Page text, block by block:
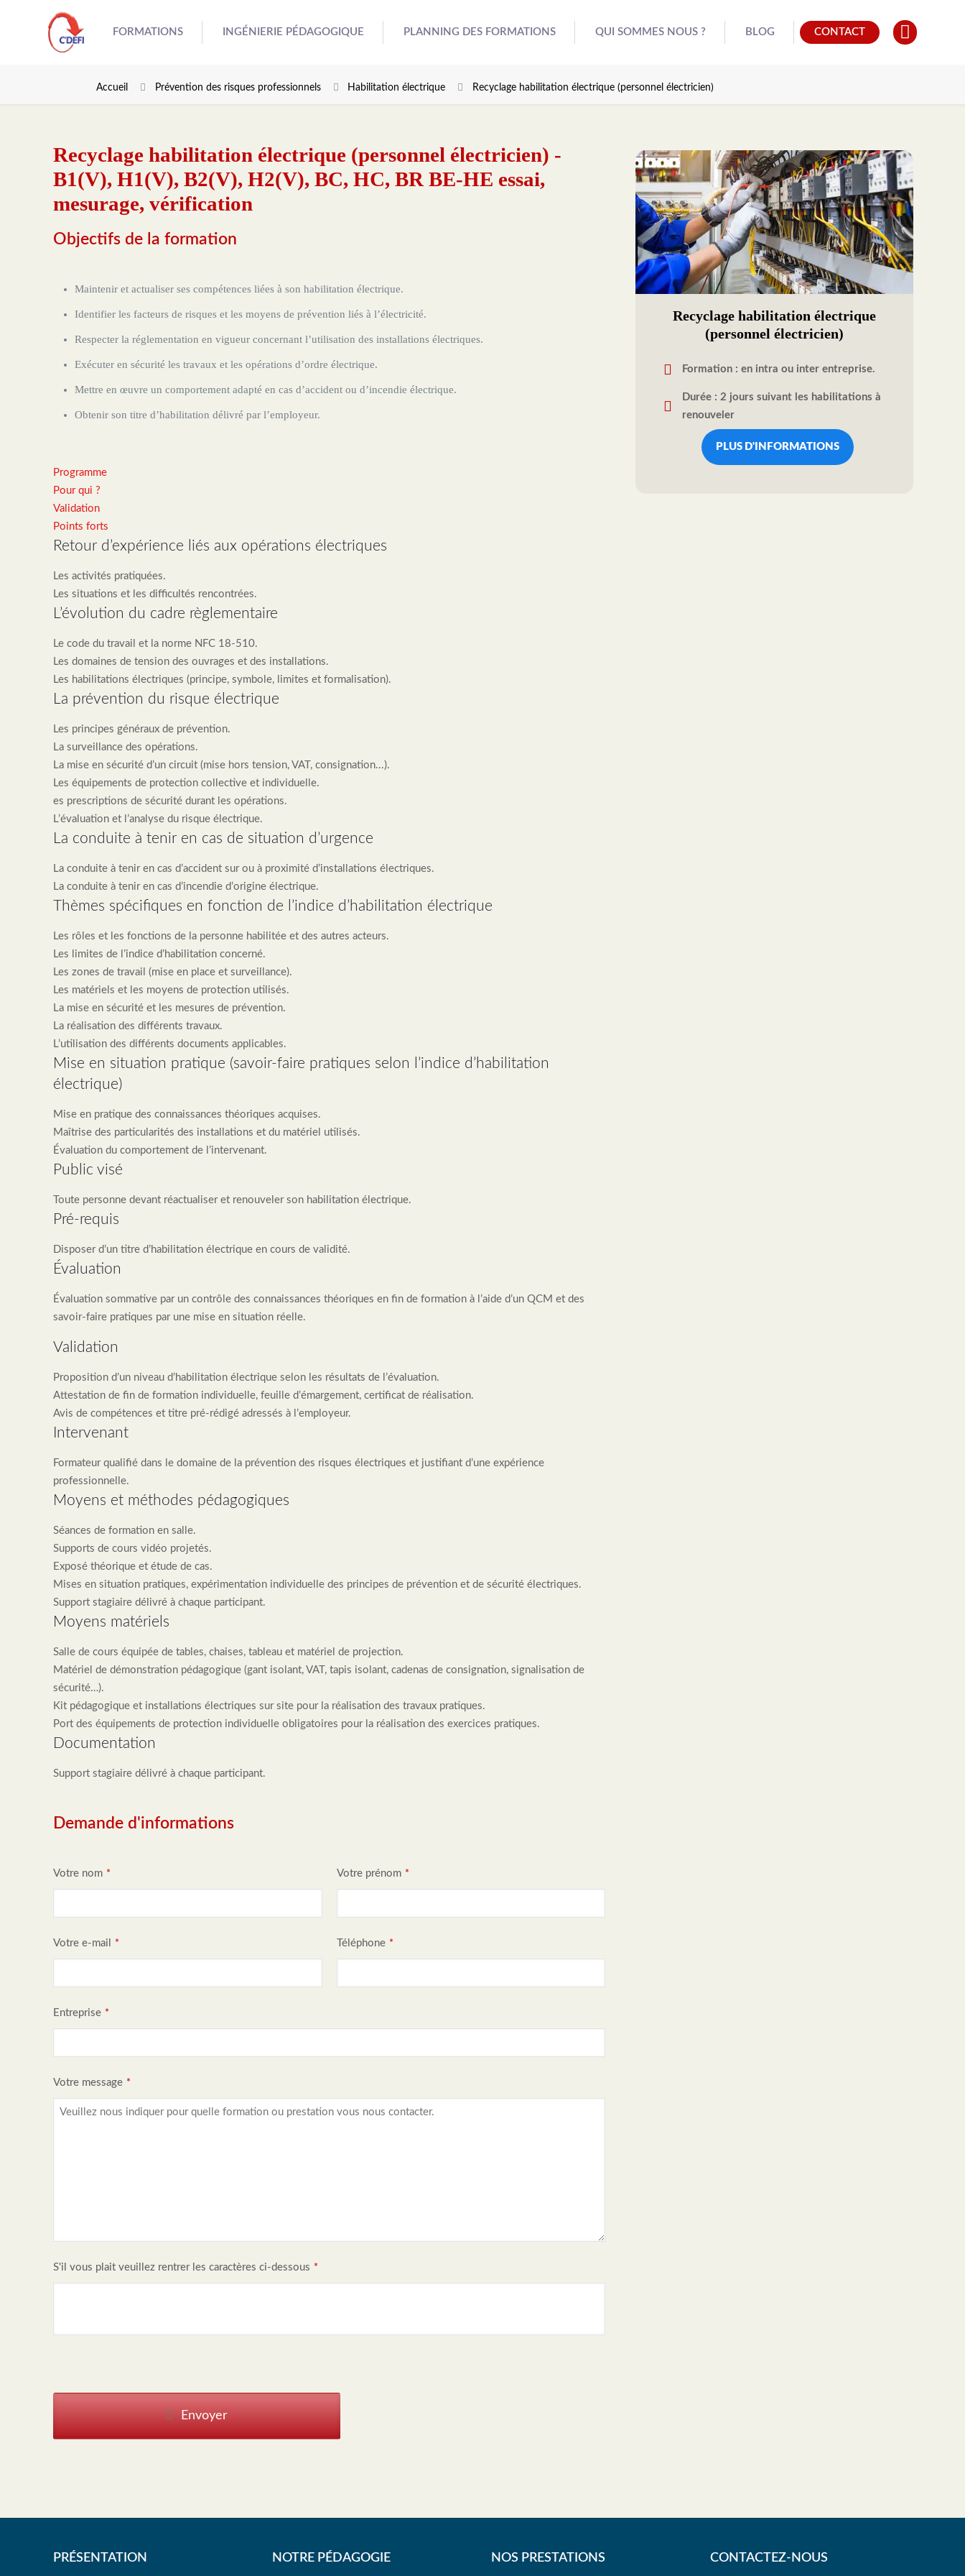
FORMATIONS INGÉNIERIE PÉDAGOGIQUE PLANNING DES FORMATIONS QUI SOMMES NOUS ? BLOG CONTACT
Accueil Prévention des risques professionnels Habilitation électrique Recyclage habilitation électrique (personnel électricien)
Recyclage habilitation électrique (personnel électricien) -
B1(V), H1(V), B2(V), H2(V), BC, HC, BR BE-HE essai,
mesurage, vérification
Objectifs de la formation
Maintenir et actualiser ses compétences liées à son habilitation électrique.
Identifier les facteurs de risques et les moyens de prévention liés à l’électricité.
Respecter la réglementation en vigueur concernant l’utilisation des installations électriques.
Exécuter en sécurité les travaux et les opérations d’ordre électrique.
Mettre en œuvre un comportement adapté en cas d’accident ou d’incendie électrique.
Obtenir son titre d’habilitation délivré par l’employeur.
Programme
Pour qui ?
Validation
Points forts
Retour d’expérience liés aux opérations électriques
Les activités pratiquées.
Les situations et les difficultés rencontrées.
L’évolution du cadre règlementaire
Le code du travail et la norme NFC 18-510.
Les domaines de tension des ouvrages et des installations.
Les habilitations électriques (principe, symbole, limites et formalisation).
La prévention du risque électrique
Les principes généraux de prévention.
La surveillance des opérations.
La mise en sécurité d’un circuit (mise hors tension, VAT, consignation...).
Les équipements de protection collective et individuelle.
es prescriptions de sécurité durant les opérations.
L’évaluation et l’analyse du risque électrique.
La conduite à tenir en cas de situation d’urgence
La conduite à tenir en cas d’accident sur ou à proximité d’installations électriques.
La conduite à tenir en cas d’incendie d’origine électrique.
Thèmes spécifiques en fonction de l’indice d’habilitation électrique
Les rôles et les fonctions de la personne habilitée et des autres acteurs.
Les limites de l’indice d’habilitation concerné.
Les zones de travail (mise en place et surveillance).
Les matériels et les moyens de protection utilisés.
La mise en sécurité et les mesures de prévention.
La réalisation des différents travaux.
L’utilisation des différents documents applicables.
Mise en situation pratique (savoir-faire pratiques selon l’indice d’habilitation
électrique)
Mise en pratique des connaissances théoriques acquises.
Maîtrise des particularités des installations et du matériel utilisés.
Évaluation du comportement de l’intervenant.
Public visé
Toute personne devant réactualiser et renouveler son habilitation électrique.
Pré-requis
Disposer d’un titre d’habilitation électrique en cours de validité.
Évaluation
Évaluation sommative par un contrôle des connaissances théoriques en fin de formation à l’aide d’un QCM et des
savoir-faire pratiques par une mise en situation réelle.
Validation
Proposition d’un niveau d’habilitation électrique selon les résultats de l’évaluation.
Attestation de fin de formation individuelle, feuille d’émargement, certificat de réalisation.
Avis de compétences et titre pré-rédigé adressés à l’employeur.
Intervenant
Formateur qualifié dans le domaine de la prévention des risques électriques et justifiant d’une expérience
professionnelle.
Moyens et méthodes pédagogiques
Séances de formation en salle.
Supports de cours vidéo projetés.
Exposé théorique et étude de cas.
Mises en situation pratiques, expérimentation individuelle des principes de prévention et de sécurité électriques.
Support stagiaire délivré à chaque participant.
Moyens matériels
Salle de cours équipée de tables, chaises, tableau et matériel de projection.
Matériel de démonstration pédagogique (gant isolant, VAT, tapis isolant, cadenas de consignation, signalisation de
sécurité…).
Kit pédagogique et installations électriques sur site pour la réalisation des travaux pratiques.
Port des équipements de protection individuelle obligatoires pour la réalisation des exercices pratiques.
Documentation
Support stagiaire délivré à chaque participant.
Demande d'informations
Votre nom * Votre prénom *
Votre e-mail * Téléphone *
Entreprise *
Votre message *
S'il vous plait veuillez rentrer les caractères ci-dessous *
Envoyer
Recyclage habilitation électrique
(personnel électricien)
Formation : en intra ou inter entreprise.
Durée : 2 jours suivant les habilitations à
renouveler
PLUS D'INFORMATIONS
PRÉSENTATION NOTRE PÉDAGOGIE NOS PRESTATIONS CONTACTEZ-NOUS